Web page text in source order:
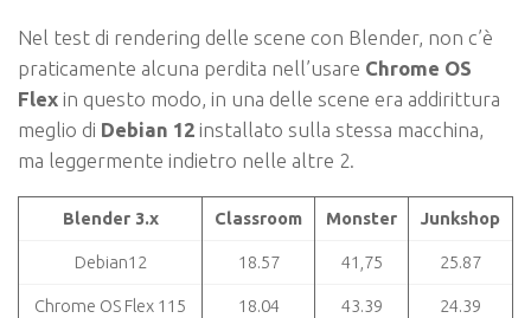
Nel test di rendering delle scene con Blender, non c’è
praticamente alcuna perdita nell’usare Chrome OS
Flex in questo modo, in una delle scene era addirittura
meglio di Debian 12 installato sulla stessa macchina,
ma leggermente indietro nelle altre 2.
Blender 3.x Classroom Monster Junkshop
Debian12 18.57 41,75 25.87
Chrome OS Flex 115 18.04 43.39 24.39